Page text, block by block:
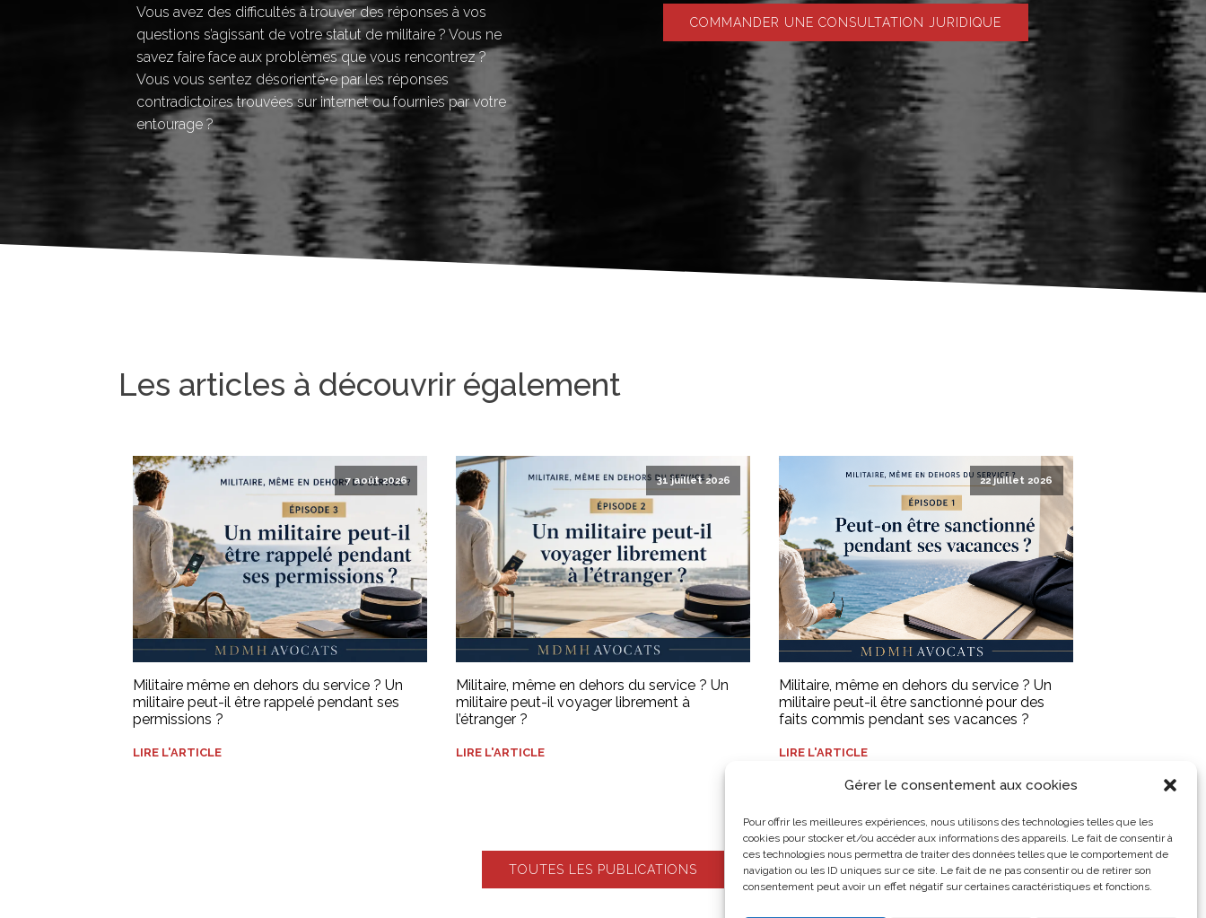
Gérer le consentement aux cookies
Pour offrir les meilleures expériences, nous utilisons des technologies telles que les
cookies pour stocker et/ou accéder aux informations des appareils. Le fait de consentir à
ces technologies nous permettra de traiter des données telles que le comportement de
navigation ou les ID uniques sur ce site. Le fait de ne pas consentir ou de retirer son
consentement peut avoir un effet négatif sur certaines caractéristiques et fonctions.
Vous avez des difficultés à trouver des réponses à vos
questions s’agissant de votre statut de militaire ? Vous ne
savez faire face aux problèmes que vous rencontrez ?
Vous vous sentez désorienté•e par les réponses
contradictoires trouvées sur internet ou fournies par votre
entourage ?
COMMANDER UNE CONSULTATION JURIDIQUE
Les articles à découvrir également
7 août 2026
Militaire même en dehors du service ? Un
militaire peut-il être rappelé pendant ses
permissions ?
LIRE L'ARTICLE
31 juillet 2026
Militaire, même en dehors du service ? Un
militaire peut-il voyager librement à
l’étranger ?
LIRE L'ARTICLE
22 juillet 2026
Militaire, même en dehors du service ? Un
militaire peut-il être sanctionné pour des
faits commis pendant ses vacances ?
LIRE L'ARTICLE
TOUTES LES PUBLICATIONS